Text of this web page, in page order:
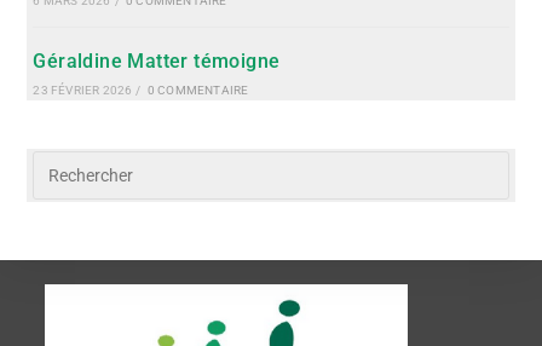
Géraldine Matter témoigne
23 FÉVRIER 2026 / 0 COMMENTAIRE